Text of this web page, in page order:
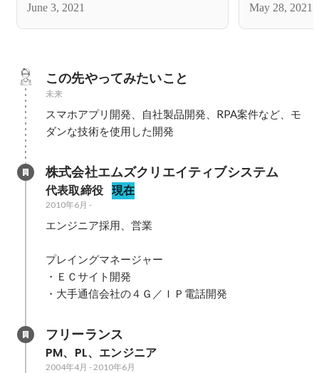
June 3, 2021 May 28, 2021
この先やってみたいこと
未来
スマホアプリ開発、自社製品開発、RPA案件など、モ
ダンな技術を使用した開発
株式会社エムズクリエイティブシステム
代表取締役 現在
2010年6月 -
エンジニア採用、営業
プレイングマネージャー
・ＥＣサイト開発
・大手通信会社の４Ｇ／ＩＰ電話開発
フリーランス
PM、PL、エンジニア
2004年4月 - 2010年6月